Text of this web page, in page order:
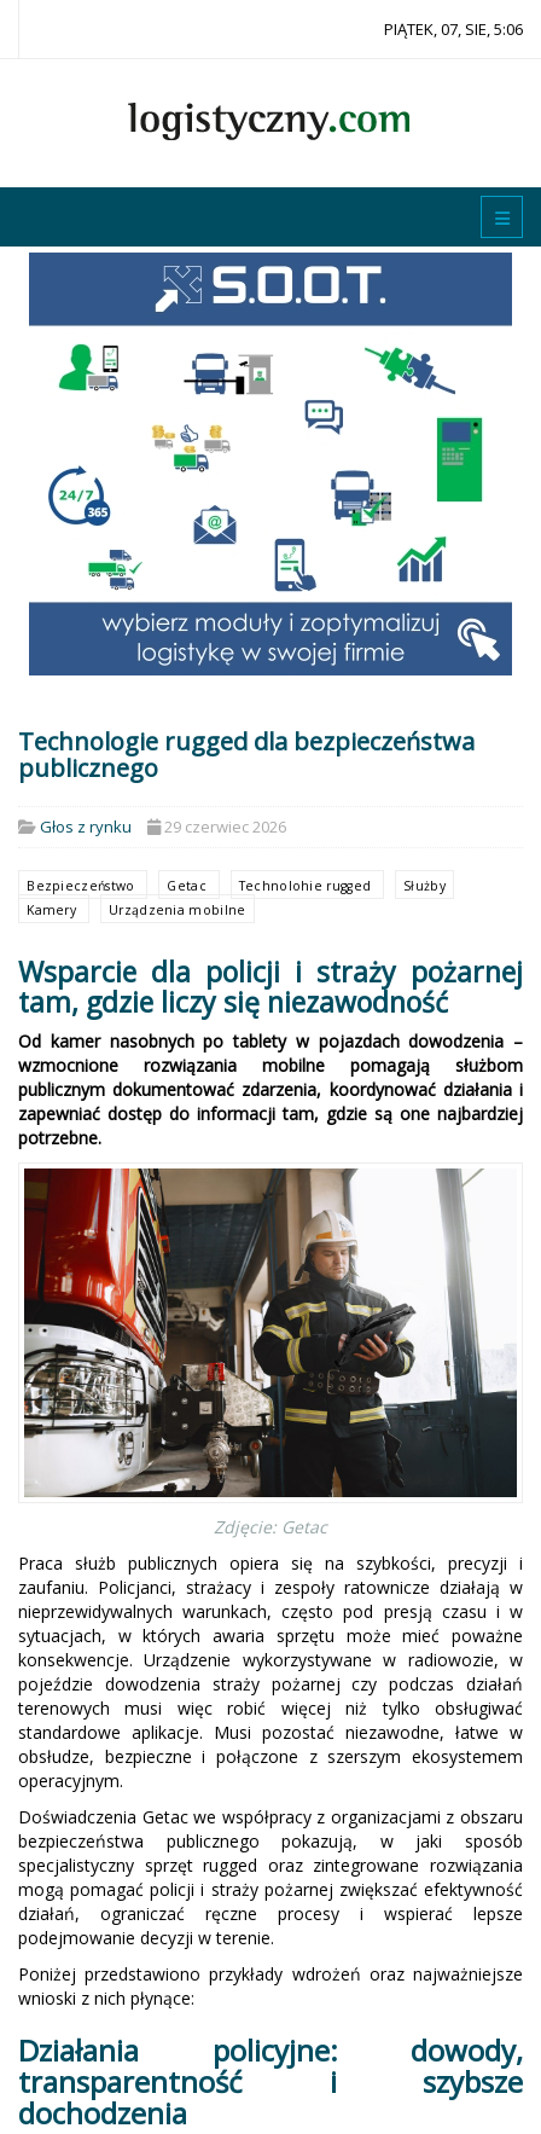
PIĄTEK, 07, SIE, 5:06
Technologie rugged dla bezpieczeństwa
publicznego
Głos z rynku 29 czerwiec 2026
Bezpieczeństwo Getac Technolohie rugged
Służby
Kamery
Urządzenia mobilne
Wsparcie dla policji i straży pożarnej
tam, gdzie liczy się niezawodność
Od kamer nasobnych po tablety w pojazdach dowodzenia –
wzmocnione rozwiązania mobilne pomagają służbom
publicznym dokumentować zdarzenia, koordynować działania i
zapewniać dostęp do informacji tam, gdzie są one najbardziej
potrzebne.
Zdjęcie: Getac
Praca służb publicznych opiera się na szybkości, precyzji i
zaufaniu. Policjanci, strażacy i zespoły ratownicze działają w
nieprzewidywalnych warunkach, często pod presją czasu i w
sytuacjach, w których awaria sprzętu może mieć poważne
konsekwencje. Urządzenie wykorzystywane w radiowozie, w
pojeździe dowodzenia straży pożarnej czy podczas działań
terenowych musi więc robić więcej niż tylko obsługiwać
standardowe aplikacje. Musi pozostać niezawodne, łatwe w
obsłudze, bezpieczne i połączone z szerszym ekosystemem
operacyjnym.
Doświadczenia Getac we współpracy z organizacjami z obszaru
bezpieczeństwa publicznego pokazują, w jaki sposób
specjalistyczny sprzęt rugged oraz zintegrowane rozwiązania
mogą pomagać policji i straży pożarnej zwiększać efektywność
działań, ograniczać ręczne procesy i wspierać lepsze
podejmowanie decyzji w terenie.
Poniżej przedstawiono przykłady wdrożeń oraz najważniejsze
wnioski z nich płynące:
Działania policyjne: dowody,
transparentność i szybsze
dochodzenia